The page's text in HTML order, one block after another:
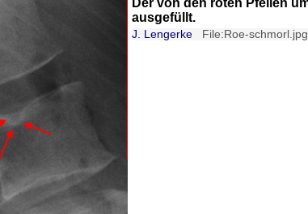
ausgefüllt.
J. Lengerke File:Roe-